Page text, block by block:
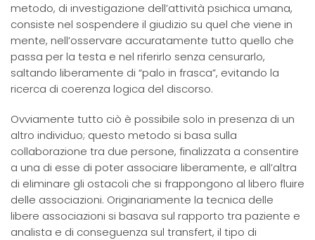
metodo, di investigazione dell’attività psichica umana,
consiste nel sospendere il giudizio su quel che viene in
mente, nell’osservare accuratamente tutto quello che
passa per la testa e nel riferirlo senza censurarlo,
saltando liberamente di “palo in frasca”, evitando la
ricerca di coerenza logica del discorso.
Ovviamente tutto ciò è possibile solo in presenza di un
altro individuo; questo metodo si basa sulla
collaborazione tra due persone, finalizzata a consentire
a una di esse di poter associare liberamente, e all’altra
di eliminare gli ostacoli che si frappongono al libero fluire
delle associazioni. Originariamente la tecnica delle
libere associazioni si basava sul rapporto tra paziente e
analista e di conseguenza sul transfert, il tipo di